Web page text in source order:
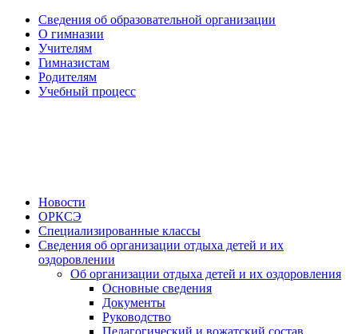
Сведения об образовательной организации
О гимназии
Учителям
Гимназистам
Родителям
Учебный процесс
Новости
ОРКСЭ
Специализированные классы
Сведения об организации отдыха детей и их
оздоровлении
Об организации отдыха детей и их оздоровления
Основные сведения
Документы
Руководство
Педагогический и вожатский состав